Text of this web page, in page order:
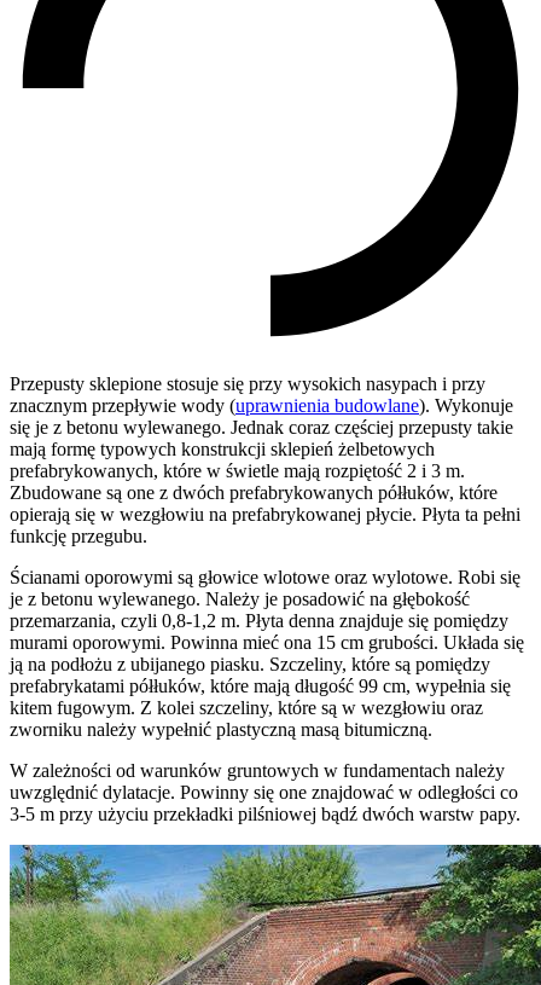
Przepusty sklepione stosuje się przy wysokich nasypach i przy
znacznym przepływie wody (uprawnienia budowlane). Wykonuje
się je z betonu wylewanego. Jednak coraz częściej przepusty takie
mają formę typowych konstrukcji sklepień żelbetowych
prefabrykowanych, które w świetle mają rozpiętość 2 i 3 m.
Zbudowane są one z dwóch prefabrykowanych półłuków, które
opierają się w wezgłowiu na prefabrykowanej płycie. Płyta ta pełni
funkcję przegubu.
Ścianami oporowymi są głowice wlotowe oraz wylotowe. Robi się
je z betonu wylewanego. Należy je posadowić na głębokość
przemarzania, czyli 0,8-1,2 m. Płyta denna znajduje się pomiędzy
murami oporowymi. Powinna mieć ona 15 cm grubości. Układa się
ją na podłożu z ubijanego piasku. Szczeliny, które są pomiędzy
prefabrykatami półłuków, które mają długość 99 cm, wypełnia się
kitem fugowym. Z kolei szczeliny, które są w wezgłowiu oraz
zworniku należy wypełnić plastyczną masą bitumiczną.
W zależności od warunków gruntowych w fundamentach należy
uwzględnić dylatacje. Powinny się one znajdować w odległości co
3-5 m przy użyciu przekładki pilśniowej bądź dwóch warstw papy.